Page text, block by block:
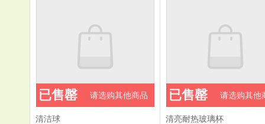
清洁球
已售罄 请选购其他商品
清亮耐热玻璃杯
已售罄 请选购其他